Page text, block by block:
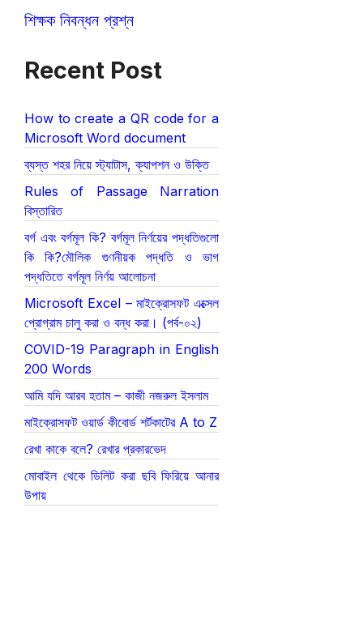
শিক্ষক নিবন্ধন প্রশ্ন
Recent Post
How to create a QR code for a
Microsoft Word document
ব্যস্ত শহর নিয়ে স্ট্যাটাস, ক্যাপশন ও উক্তি
Rules of Passage Narration
বিস্তারিত
বর্গ এবং বর্গমূল কি? বর্গমূল নির্ণয়ের পদ্ধতিগুলো
কি কি?মৌলিক গুণনীয়ক পদ্ধতি ও ভাগ
পদ্ধতিতে বর্গমূল নির্ণয় আলোচনা
Microsoft Excel – মাইক্রোসফট এক্সেল
প্রোগ্রাম চালু করা ও বন্ধ করা। (পর্ব-০২)
COVID-19 Paragraph in English
200 Words
আমি যদি আরব হতাম – কাজী নজরুল ইসলাম
মাইক্রোসফট ওয়ার্ড কীবোর্ড শর্টকাটের A to Z
রেখা কাকে বলে? রেখার প্রকারভেদ
মোবাইল থেকে ডিলিট করা ছবি ফিরিয়ে আনার
উপায়